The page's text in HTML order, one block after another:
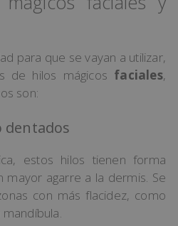
para que se vayan a utilizar,
de hilos mágicos faciales,
son:
dentados
estos hilos tienen forma
agarre a la dermis. Se
con más flacidez, como